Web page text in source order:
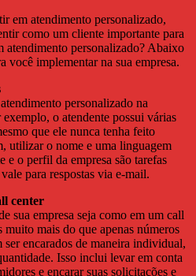
em atendimento personalizado,
como um cliente importante para
atendimento personalizado? Abaixo
você implementar na sua empresa.
personalizado na
o atendente possui várias
que ele nunca tenha feito
utilizar o nome e uma linguagem
e o perfil da empresa são tarefas
para respostas via e-mail.
center
sua empresa seja como em um call
muito mais do que apenas números
encarados de maneira individual,
Isso inclui levar em conta
e encarar suas solicitações e